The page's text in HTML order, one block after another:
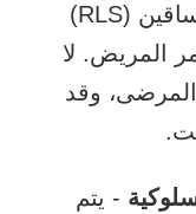
يعتمد علاج متلازمة تململ الساقين (RLS)
المريض. لا
وقد
- يتم